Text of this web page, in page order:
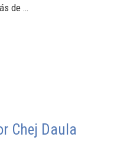
de …
Chej Daula